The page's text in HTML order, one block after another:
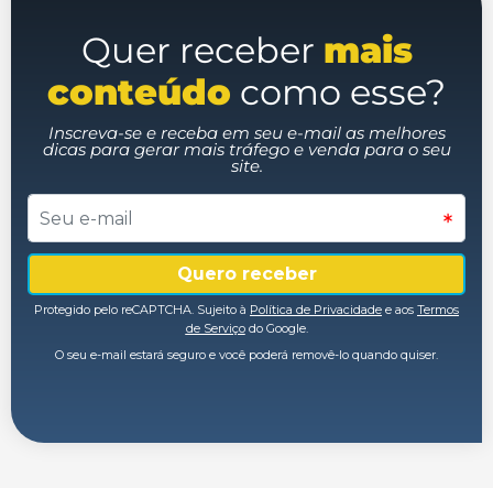
Quer receber mais
conteúdo como esse?
Inscreva-se e receba em seu e-mail as melhores
dicas para gerar mais tráfego e venda para o seu
site.